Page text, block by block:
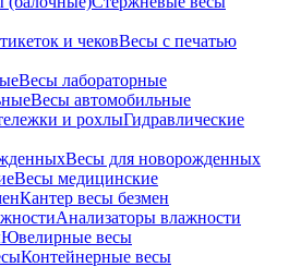
Весы c печатью
Весы лабораторные
Весы автомобильные
Гидравлические
Весы для новорожденных
Весы медицинские
Кантер весы безмен
Анализаторы влажности
Ювелирные весы
Контейнерные весы